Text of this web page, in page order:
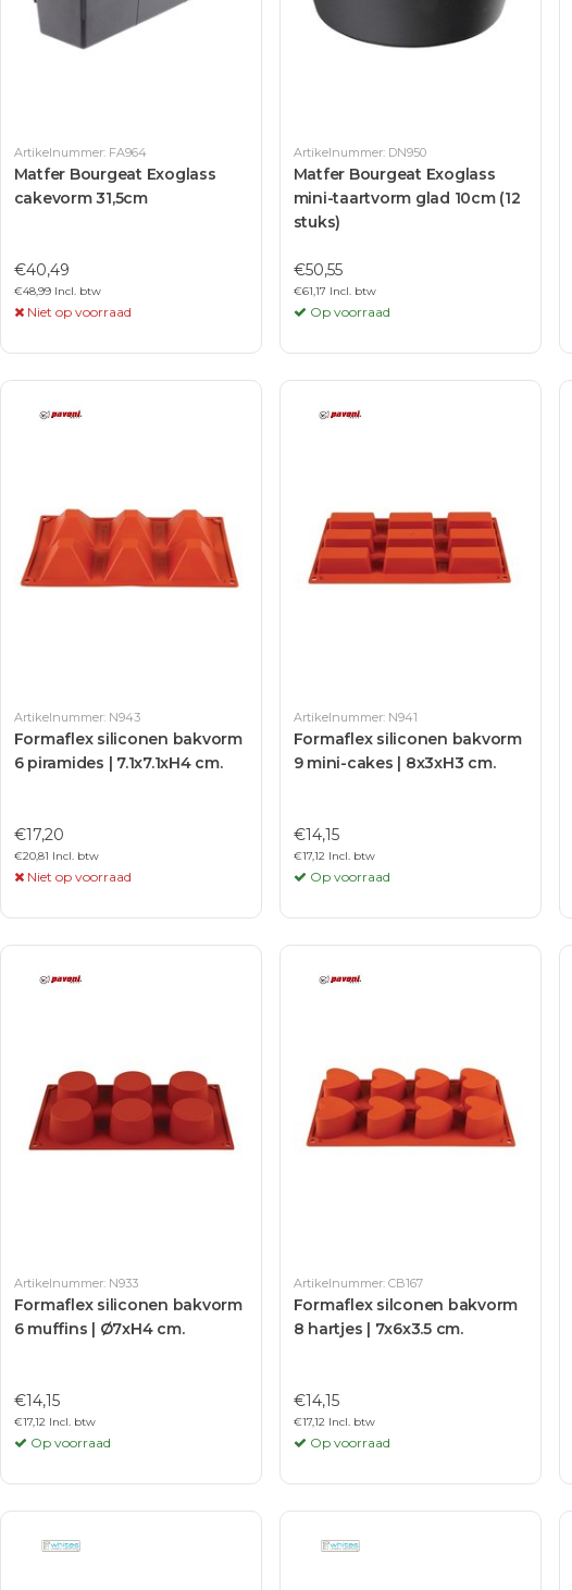
Artikelnummer: FA964
Matfer Bourgeat Exoglass
cakevorm 31,5cm
€40,49
€48,99 Incl. btw
Niet op voorraad
Artikelnummer: DN950
Matfer Bourgeat Exoglass
mini-taartvorm glad 10cm (12
stuks)
€50,55
€61,17 Incl. btw
Op voorraad
Artikelnummer: N943
Formaflex siliconen bakvorm
6 piramides | 7.1x7.1xH4 cm.
€17,20
€20,81 Incl. btw
Niet op voorraad
Artikelnummer: N941
Formaflex siliconen bakvorm
9 mini-cakes | 8x3xH3 cm.
€14,15
€17,12 Incl. btw
Op voorraad
Artikelnummer: N933
Formaflex siliconen bakvorm
6 muffins | Ø7xH4 cm.
€14,15
€17,12 Incl. btw
Op voorraad
Artikelnummer: CB167
Formaflex silconen bakvorm
8 hartjes | 7x6x3.5 cm.
€14,15
€17,12 Incl. btw
Op voorraad